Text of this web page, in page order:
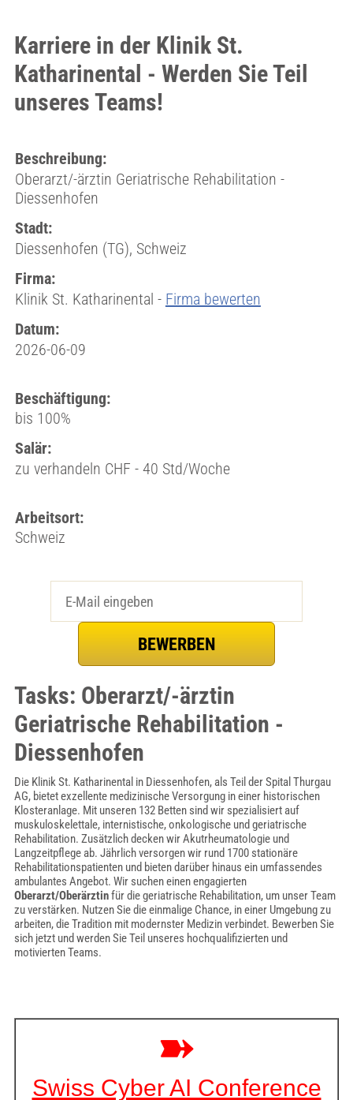
Karriere in der Klinik St.
Katharinental - Werden Sie Teil
unseres Teams!
Beschreibung:
Oberarzt/-ärztin Geriatrische Rehabilitation -
Diessenhofen
Stadt:
Diessenhofen (TG), Schweiz
Firma:
Klinik St. Katharinental - Firma bewerten
Datum:
2026-06-09
Beschäftigung:
bis 100%
Salär:
zu verhandeln CHF - 40 Std/Woche
Arbeitsort:
Schweiz
Tasks: Oberarzt/-ärztin
Geriatrische Rehabilitation -
Diessenhofen
Die Klinik St. Katharinental in Diessenhofen, als Teil der Spital Thurgau
AG, bietet exzellente medizinische Versorgung in einer historischen
Klosteranlage. Mit unseren 132 Betten sind wir spezialisiert auf
muskuloskelettale, internistische, onkologische und geriatrische
Rehabilitation. Zusätzlich decken wir Akutrheumatologie und
Langzeitpflege ab. Jährlich versorgen wir rund 1700 stationäre
Rehabilitationspatienten und bieten darüber hinaus ein umfassendes
ambulantes Angebot. Wir suchen einen engagierten
Oberarzt/Oberärztinfür die geriatrische Rehabilitation, um unser Team
zu verstärken. Nutzen Sie die einmalige Chance, in einer Umgebung zu
arbeiten, die Tradition mit modernster Medizin verbindet. Bewerben Sie
sich jetzt und werden Sie Teil unseres hochqualifizierten und
motivierten Teams.